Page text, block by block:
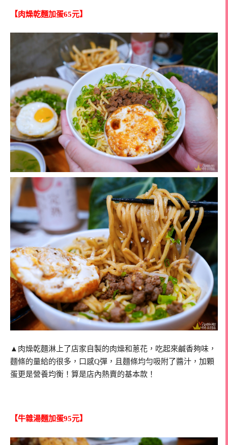
【肉燥乾麵加蛋65元】
▲肉燥乾麵淋上了店家自製的肉燥和蔥花，吃起來鹹香夠味，
麵條的量給的很多，口感Q彈，且麵條均勻吸附了醬汁，加顆
蛋更是營養均衡！算是店內熱賣的基本款！
【牛雜湯麵加蛋95元】